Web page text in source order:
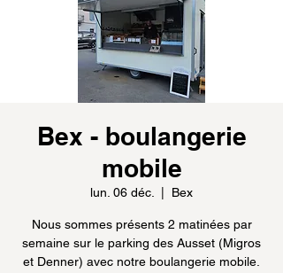
Bex - boulangerie
mobile
lun. 06 déc. Bex
Nous sommes présents 2 matinées par
semaine sur le parking des Ausset (Migros
et Denner) avec notre boulangerie mobile.